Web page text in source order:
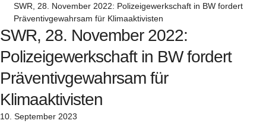
SWR, 28. November 2022: Polizeigewerkschaft in BW fordert
Präventivgewahrsam für Klimaaktivisten
SWR, 28. November 2022:
Polizeigewerkschaft in BW fordert
Präventivgewahrsam für
Klimaaktivisten
10. September 2023